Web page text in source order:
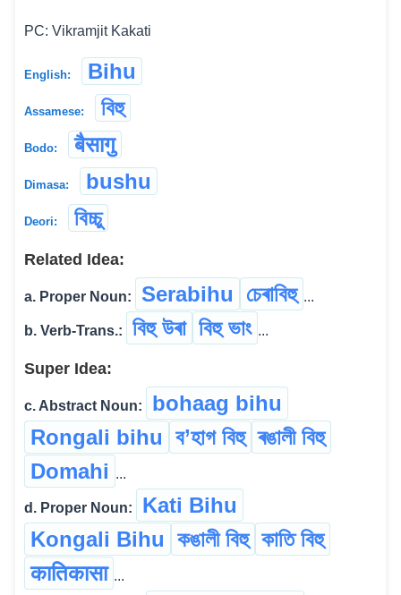
PC: Vikramjit Kakati
English: Bihu
Assamese: বিহু
Bodo: बैसागु
Dimasa: bushu
Deori: বিচ্চু
Related Idea:
a. Proper Noun: Serabihu চেৰাবিহু ...
b. Verb-Trans.: বিহু উৰা বিহু ভাং ...
Super Idea:
c. Abstract Noun:
bohaag bihu
Rongali bihu ব’হাগ বিহু ৰঙালী বিহু
Domahi ...
d. Proper Noun:
Kati Bihu
Kongali Bihu কঙালী বিহু কাতি বিহু
कातिकासा ...